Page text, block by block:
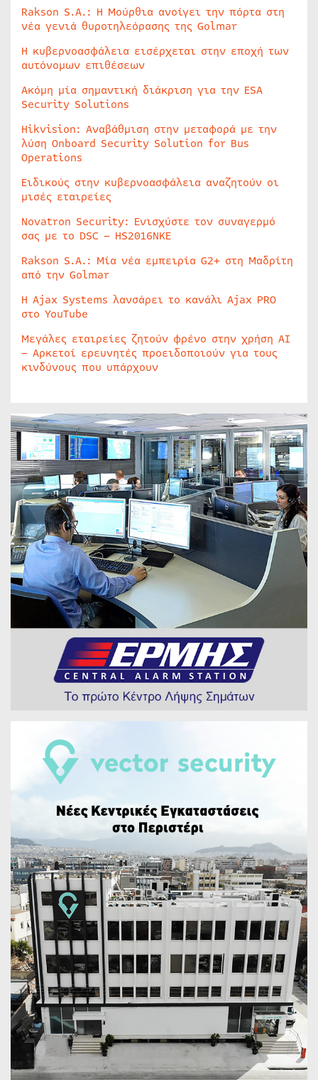
Rakson S.A.: Η Μούρθια ανοίγει την πόρτα στη
νέα γενιά θυροτηλεόρασης της Golmar
Η κυβερνοασφάλεια εισέρχεται στην εποχή των
αυτόνομων επιθέσεων
Ακόμη μία σημαντική διάκριση για την ESA
Security Solutions
Hikvision: Αναβάθμιση στην μεταφορά με την
λύση Onboard Security Solution for Bus
Operations
Ειδικούς στην κυβερνοασφάλεια αναζητούν οι
μισές εταιρείες
Novatron Security: Ενισχύστε τον συναγερμό
σας με το DSC – HS2016NKE
Rakson S.A.: Μία νέα εμπειρία G2+ στη Μαδρίτη
από την Golmar
Η Ajax Systems λανσάρει το κανάλι Ajax PRO
στο YouTube
Μεγάλες εταιρείες ζητούν φρένο στην χρήση AI
– Αρκετοί ερευνητές προειδοποιούν για τους
κινδύνους που υπάρχουν